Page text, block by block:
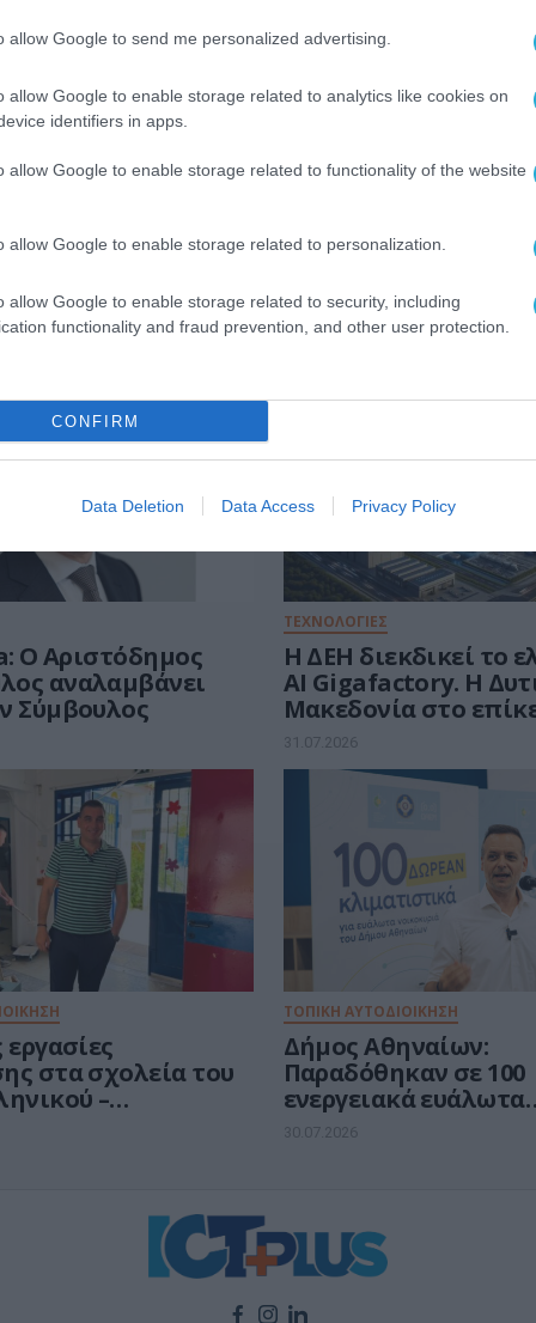
allow Google to send me personalized advertising.
allow Google to enable storage related to analytics like cookies on
identifiers in apps.
allow Google to enable storage related to functionality of the website
allow Google to enable storage related to personalization.
allow Google to enable storage related to security, including
functionality and fraud prevention, and other user protection.
CONFIRM
Data Deletion Data Access Privacy Policy
Ο Αριστόδημος
αναλαμβάνει
Σύμβουλος
ΤΕΧΝΟΛΟΓΙΕΣ
Η ΔΕΗ διεκδικεί το
AI Gigafactory. Η
Μακεδονία στο
ευρωπαϊκής μάχης
ευρώ για την Τεχνητή
Νοημοσύνη
31.07.2026
εργασίες
στα σχολεία του
–
ΤΟΠΙΚΗ ΑΥΤΟΔΙΟΙΚΗΣΗ
Δήμος Αθηναίων:
Παραδόθηκαν σε 100
ενεργειακά ευάλωτα
νοικοκυριά τα
30.07.2026